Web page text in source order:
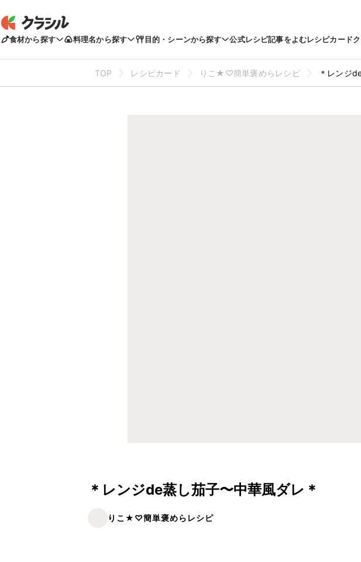
食材から探す 料理名から探す 目的・シーンから探す 公式レシピ記事をよむレシピカード
TOP レシピカード りこ★♡簡単褒めらレシピ ＊レンジ
＊レンジde蒸し茄子〜中華風ダレ＊
りこ★♡簡単褒めらレシピ